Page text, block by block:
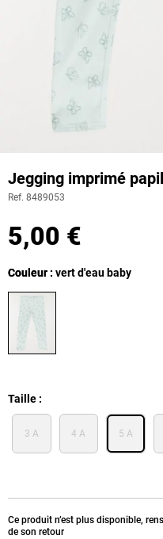
Jegging imprimé
Ref. 8489053
5,00 €
Couleur
Couleur : vert d'eau baby
Taille
3 A 4 A 5 A
Ce produit n’est plus disponible,
de son retour